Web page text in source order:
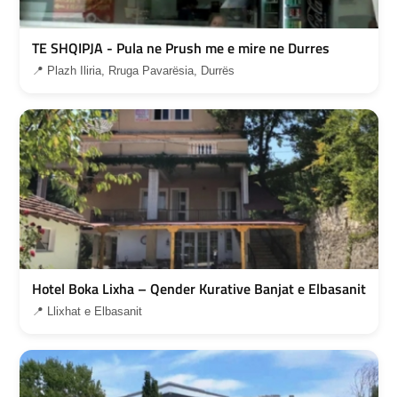
TE SHQIPJA - Pula ne Prush me e mire ne Durres
📍 Plazh Iliria, Rruga Pavarësia, Durrës
Hotel Boka Lixha – Qender Kurative Banjat e Elbasanit
📍 Llixhat e Elbasanit